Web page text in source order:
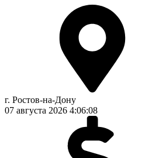
г. Ростов-на-Дону
07 августа 2026 4:06:09